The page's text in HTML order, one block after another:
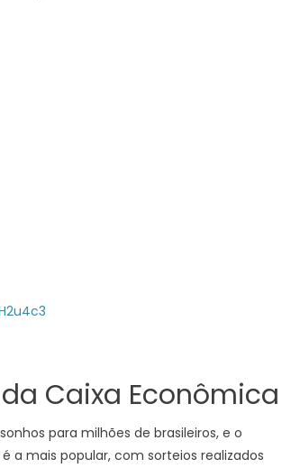
Caixa Econômica
para milhões de brasileiros, e o
a mais popular, com sorteios realizados